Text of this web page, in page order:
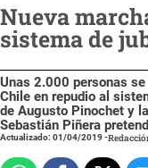
Nueva
sistema de
Unas 2.000 personas
Chile en repudio al
de Augusto Pinochet y
Sebastián Piñera
Actualizado: 01/04/2019-